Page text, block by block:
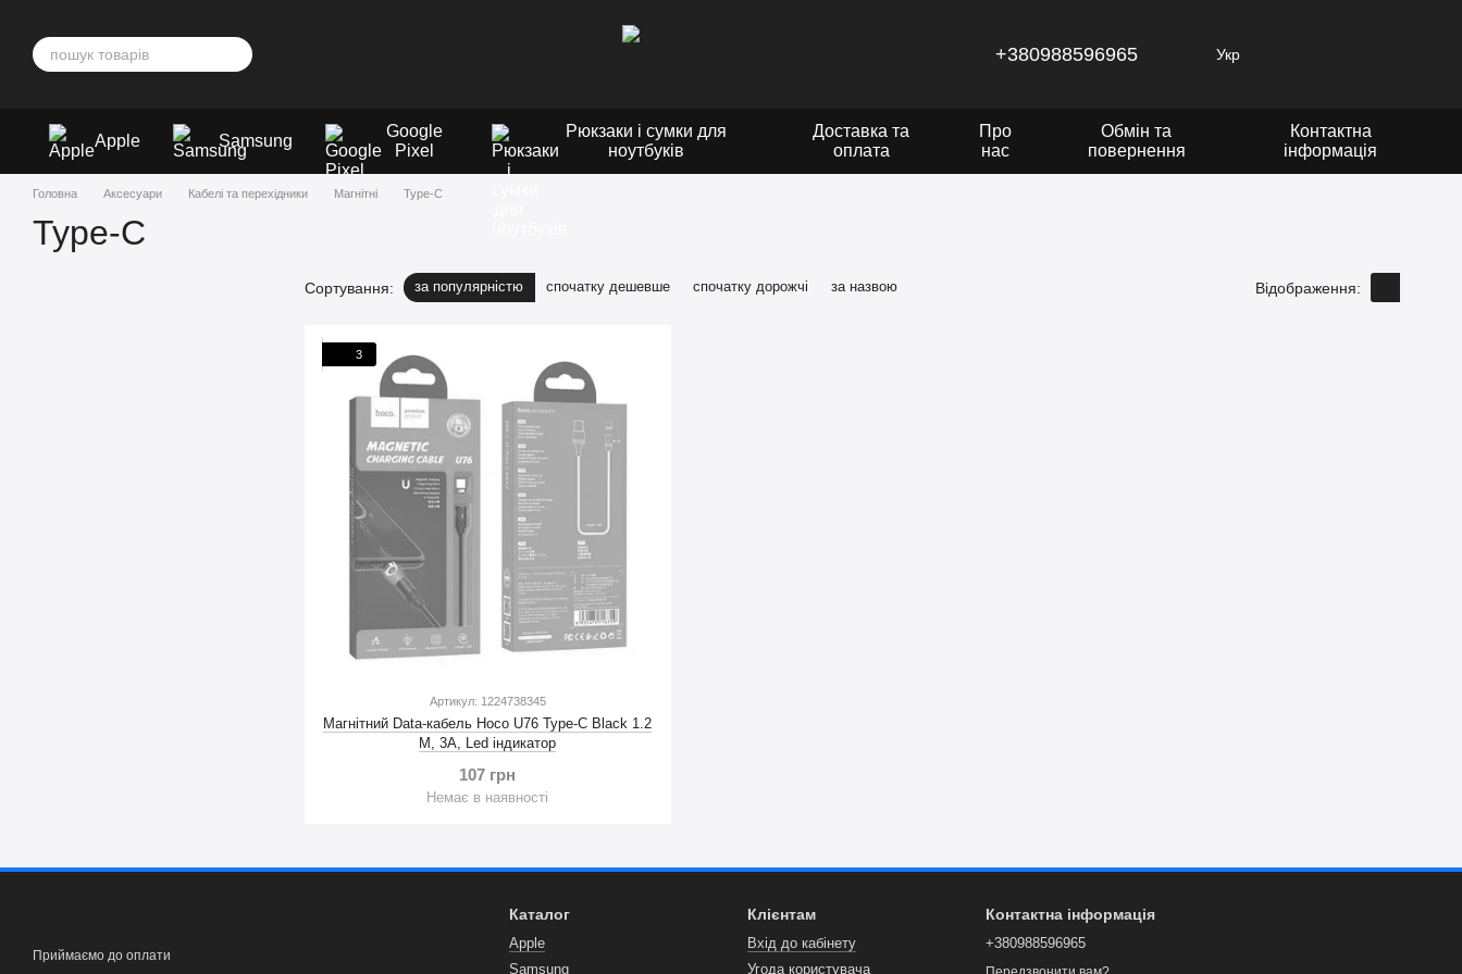
+380988596965 Укр
Apple Samsung
Google
Pixel
Рюкзаки і сумки для
ноутбуків
Доставка та
оплата
Про
нас
Обмін та
повернення
Контактна
інформація
Головна Аксесуари Кабелі та перехідники Магнітні Type-C
Type-C
Сортування: за популярністю спочатку дешевше спочатку дорожчі за назвою Відображення:
3
Артикул: 1224738345
Магнітний Data-кабель Hoco U76 Type-C Black 1.2
M, 3A, Led індикатор
107 грн
Немає в наявності
Приймаємо до оплати
Каталог
Apple
Samsung
Клієнтам
Вхід до кабінету
Угода користувача
Контактна інформація
+380988596965